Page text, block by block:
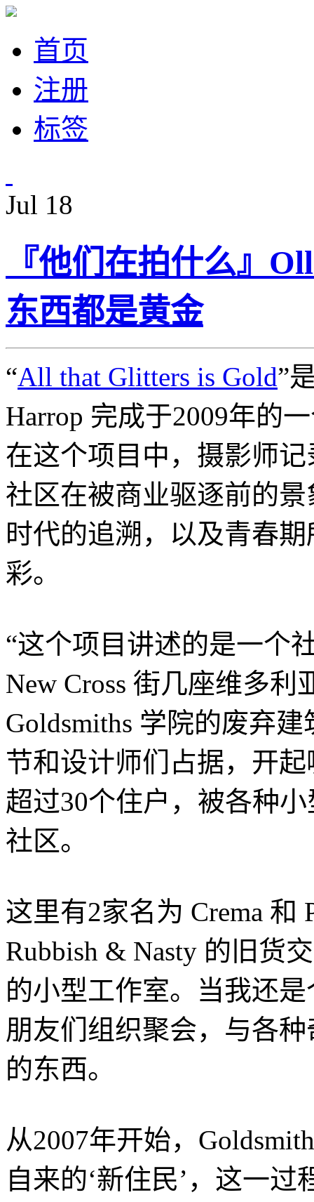
首页
注册
标签
Jul 18
『他们在拍什么』
东西都是黄金
“All that Glitters is Gold”
Harrop 完成于2009年的
在这个项目中，摄影师
社区在被商业驱逐前的
时代的追溯，以及青春
彩。
“这个项目讲述的是一个
New Cross 街几座维多
Goldsmiths 学院的废弃
节和设计师们占据，开
超过30个住户，被各种
社区。
这里有2家名为 Crema 和
Rubbish & Nasty 的旧货
的小型工作室。当我还
朋友们组织聚会，与各
的东西。
从2007年开始，
自来的‘新住民’，这一